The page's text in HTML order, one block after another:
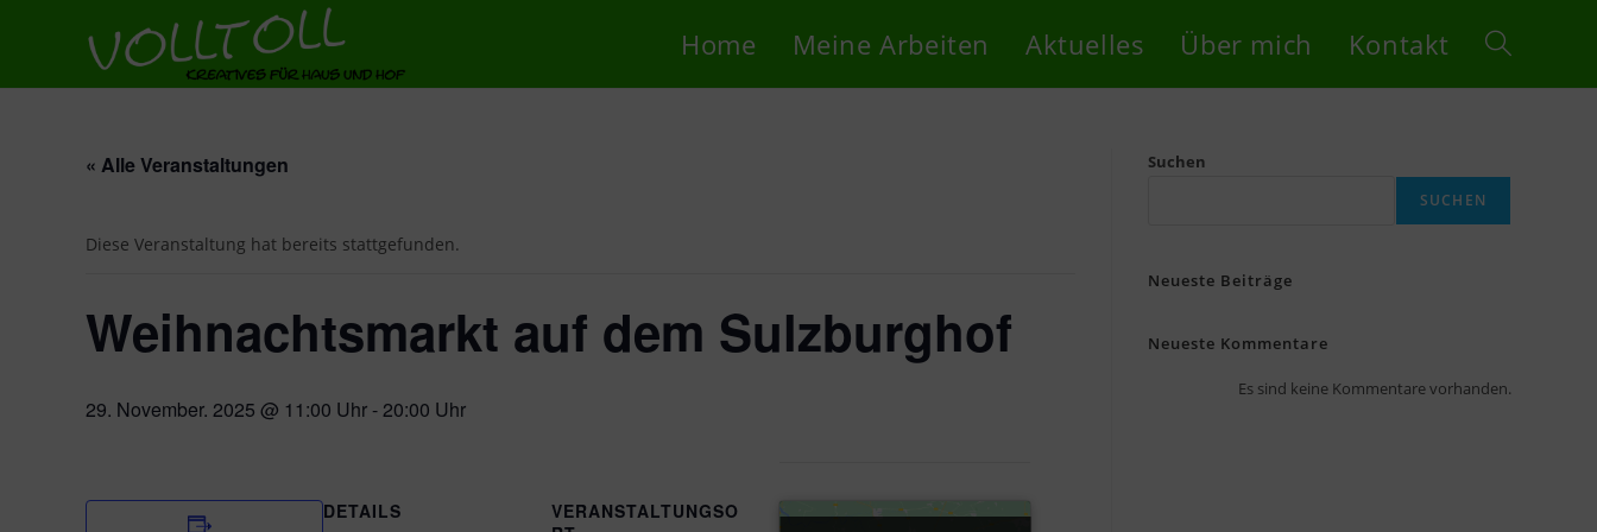
Home Meine Arbeiten Aktuelles Über mich Kontakt
« Alle Veranstaltungen
Diese Veranstaltung hat bereits stattgefunden.
Weihnachtsmarkt auf dem Sulzburghof
29. November. 2025 @ 11:00 Uhr -20:00 Uhr
DETAILS
VERANSTALTUNGSO
Suchen
SUCHEN
Neueste Beiträge
Neueste Kommentare
Es sind keine Kommentare vorhanden.